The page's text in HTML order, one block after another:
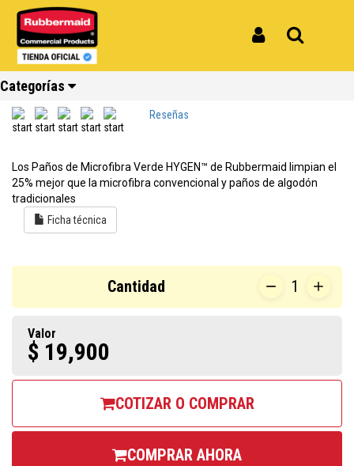
Categorías
Inicio Productos
Paño de Microfibra Verde HYGEN
FGQ62000GR00
REF: FGQ62000GR00
Reseñas
Los Paños de Microfibra Verde HYGEN™ de Rubbermaid limpian el
25% mejor que la microfibra convencional y paños de algodón
tradicionales
Ficha técnica
Cantidad 1
Valor
$ 19,900
COTIZAR O COMPRAR
COMPRAR AHORA
los
productos
Reciclaje
los
productos
Limpieza
los
productos
Carros
los
productos
Amoblamiento
los
productos
Cocina
los
productos
Repuestos